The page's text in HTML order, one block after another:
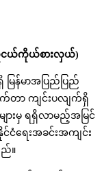
လူငယ်ကိုယ်စားလှယ်)
မြန်မာအပြည်ပြည်
က်တာ ကျင်းပလျက်ရှိ
ျားမှ ရရှိလာမည့်အမြင်
င်ငံရေးအခင်းအကျင်း
။